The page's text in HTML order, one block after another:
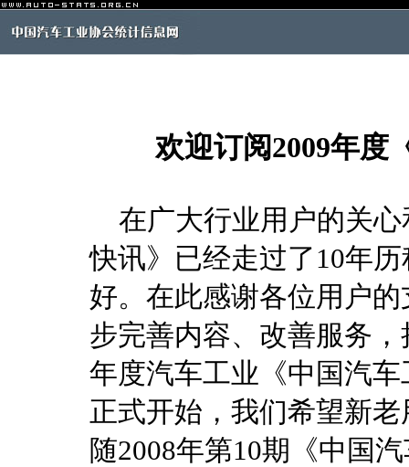
欢迎订阅2009年度
在广大行业用户的关心
快讯》已经走过了10年
好。在此感谢各位用户
步完善内容、改善服务
年度汽车工业《中国汽
正式开始，我们希望新
随2008年第10期《中国